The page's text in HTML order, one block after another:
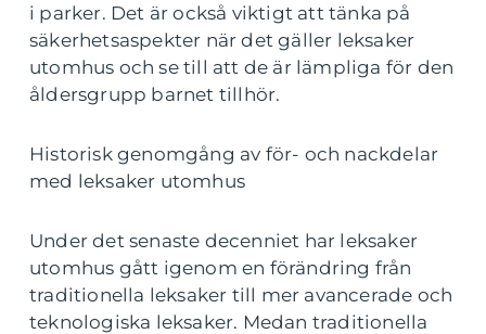
i parker. Det är också viktigt att tänka på
säkerhetsaspekter när det gäller leksaker
utomhus och se till att de är lämpliga för den
åldersgrupp barnet tillhör.
Historisk genomgång av för- och nackdelar
med leksaker utomhus
Under det senaste decenniet har leksaker
utomhus gått igenom en förändring från
traditionella leksaker till mer avancerade och
teknologiska leksaker. Medan traditionella